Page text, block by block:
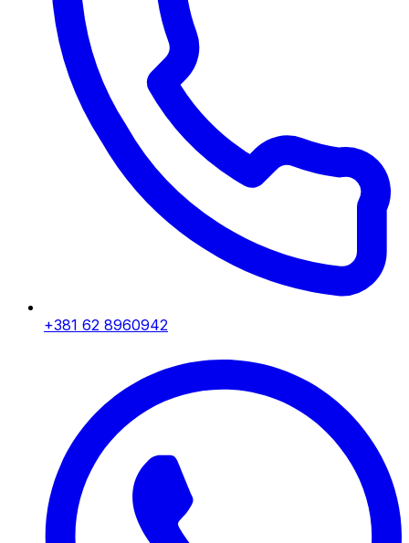
+381 62 8960942